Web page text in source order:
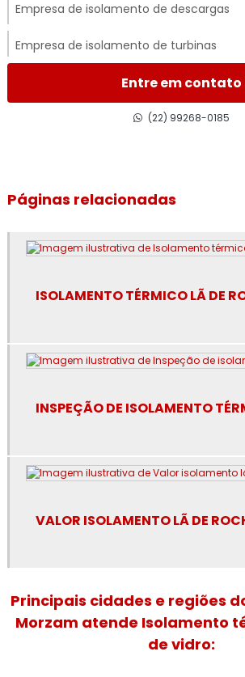
Empresa de isolamento de descargas
Empresa de isolamento de turbinas
Empresa de isolamento térmico
Empresa de isolamento térmico de dutos
Empresa de isolamento térmico
Empresa de revestimento de
Empresa de revestimento térmico
Empresa especialista em isolamento
Especialista em isolamento térmico
Espuma de poliuretano para isolamento
Fibra cerâmica isolamento térmico
Fornecedor de isolamento térmico
Entre em contato
(22) 99268-0185
Páginas relacionadas
ISOLAMENTO TÉRMICO LÃ DE
INSPEÇÃO DE ISOLAMENTO
VALOR ISOLAMENTO LÃ DE
Principais cidades e regiões
Morzam atende Isolamento
de vidro: